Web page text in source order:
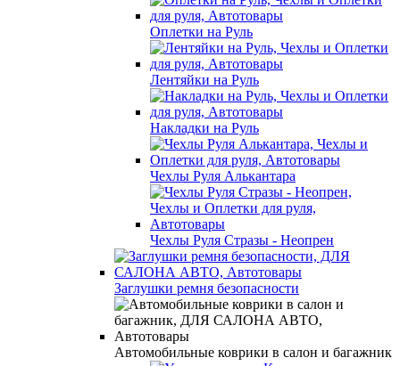
Оплетки на Руль
Лентяйки на Руль
Накладки на Руль
Чехлы Руля Алькантара
Чехлы Руля Стразы - Неопрен
Заглушки ремня безопасности
Автомобильные коврики в салон и багажник